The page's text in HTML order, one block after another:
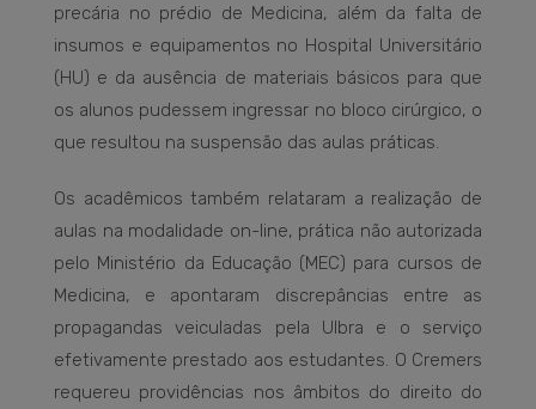
precária no prédio de Medicina, além da falta de
insumos e equipamentos no Hospital Universitário
(HU) e da ausência de materiais básicos para que
os alunos pudessem ingressar no bloco cirúrgico, o
que resultou na suspensão das aulas práticas.
Os acadêmicos também relataram a realização de
aulas na modalidade on-line, prática não autorizada
pelo Ministério da Educação (MEC) para cursos de
Medicina, e apontaram discrepâncias entre as
propagandas veiculadas pela Ulbra e o serviço
efetivamente prestado aos estudantes. O Cremers
requereu providências nos âmbitos do direito do